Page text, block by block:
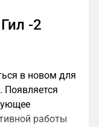
-2
в новом для
работы